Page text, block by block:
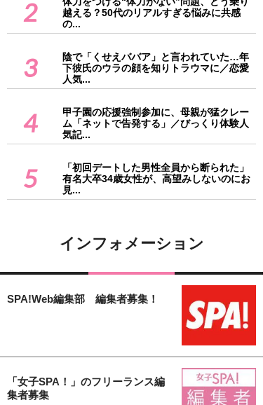
2
越える？50代のリアルすぎる悩みに共感
の...
3
陰で「くせえババア」と言われていた…年
下彼氏のウラの顔を知りトラウマに／恋愛
人気...
4
甲子園の応援強制参加に、母親が猛クレー
ム「ネットで告発する」／びっくり体験人
気記...
5
「初回デートした男性全員から断られた」
有名大卒34歳女性が、高望みしないのにお
見...
インフォメーション
SPA!Web編集部 編集者募集！
「女子SPA！」のフリーランス編
集者募集